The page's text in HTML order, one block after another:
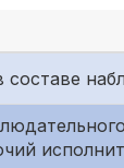
составе